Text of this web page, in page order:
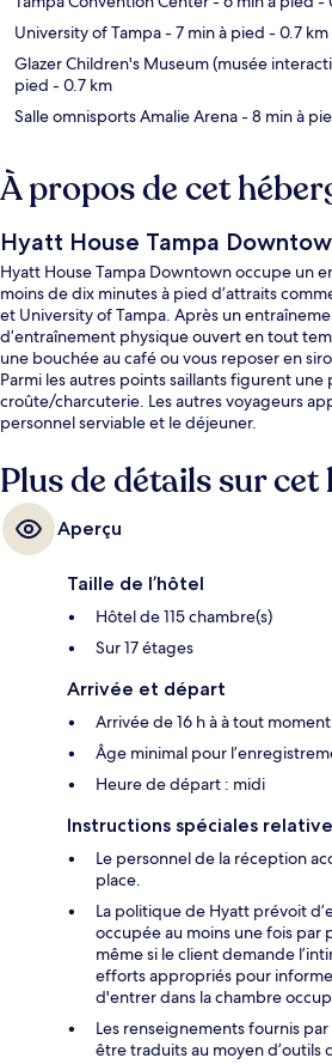
University of Tampa- 7 min à pied - 0.7 km
Glazer Children's Museum (musée
pied - 0.7 km
Salle omnisports Amalie Arena- 8 min à
À propos de cet
Hyatt House Tampa
Hyatt House Tampa Downtown occupe un
moins de dix minutes à pied d’attraits
et University of Tampa. Après un
d’entraînement physique ouvert en tout
une bouchée au café ou vous reposer en
Parmi les autres points saillants figurent
croûte/charcuterie. Les autres voyageurs
personnel serviable et le déjeuner.
Plus de détails sur
Aperçu
Taille de l’hôtel
Hôtel de 115 chambre(s)
Sur 17 étages
Arrivée et départ
Arrivée de 16 h à à tout moment
Âge minimal pour
Heure de départ : midi
Instructions spéciales
Le personnel de la réception
place.
La politique de Hyatt prévoit
occupée au moins une fois par
même si le client demande
efforts appropriés pour
d'entrer dans la chambre
Les renseignements fournis
être traduits au moyen